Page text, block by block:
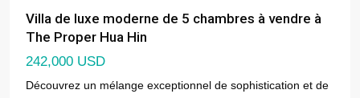
Villa de luxe moderne de 5 chambres à vendre à
The Proper Hua Hin
242,000 USD
Découvrez un mélange exceptionnel de sophistication et de